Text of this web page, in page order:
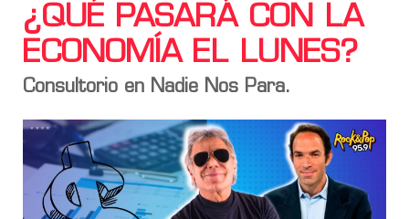
¿QUÉ PASARÁ CON LA
ECONOMÍA EL LUNES?
Consultorio en Nadie Nos Para.